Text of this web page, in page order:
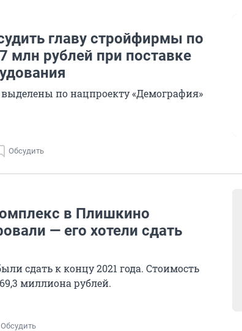
главу стройфирмы по
млн рублей при поставке
по нацпроекту «Демография»
Обсудить
в Плишкино
— его хотели сдать
сдать к концу 2021 года. Стоимость
миллиона рублей.
Обсудить